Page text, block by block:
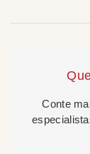
Conte